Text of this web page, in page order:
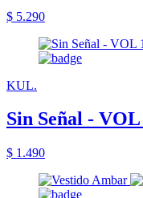
$ 5.290
KUL.
Sin Señal - VOL
$ 1.490